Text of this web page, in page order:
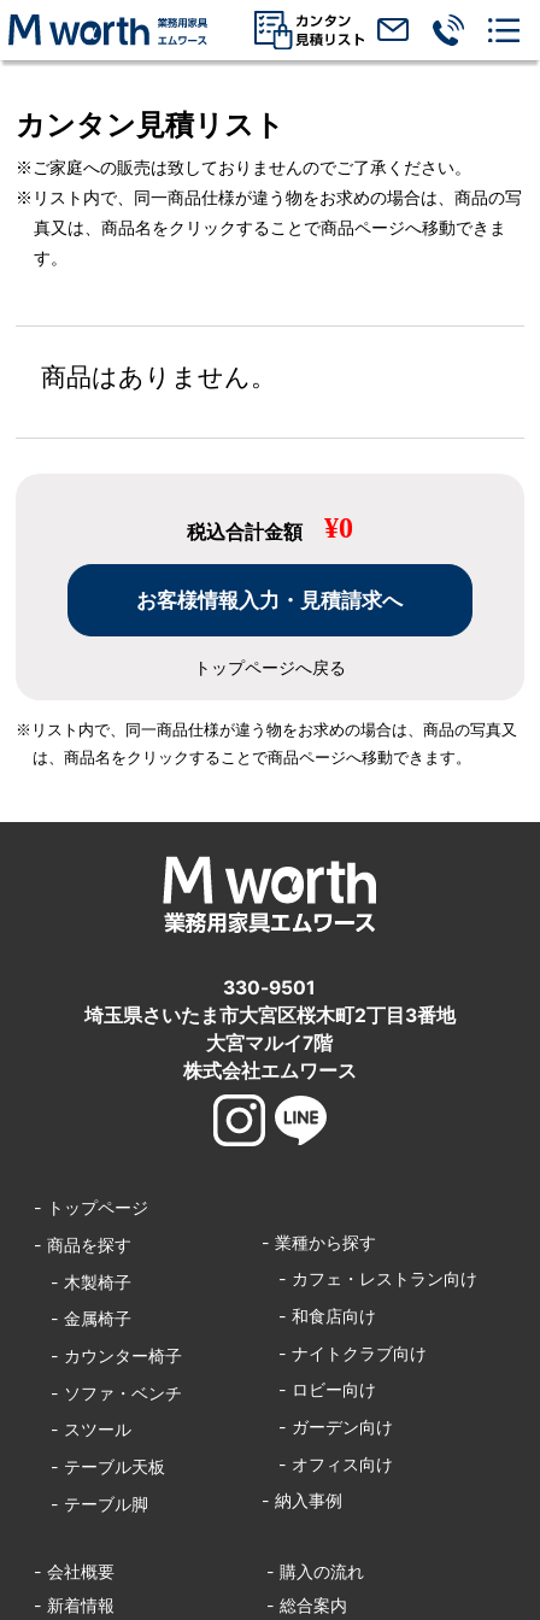
カンタン見積リスト
※ご家庭への販売は致しておりませんのでご了承ください。
※リスト内で、同一商品仕様が違う物をお求めの場合は、商品の写
真又は、商品名をクリックすることで商品ページへ移動できま
す。
商品はありません。
税込合計金額 ¥0
トップページへ戻る
※リスト内で、同一商品仕様が違う物をお求めの場合は、商品の写真又
は、商品名をクリックすることで商品ページへ移動できます。
330-9501
埼玉県さいたま市大宮区桜木町2丁目3番地
大宮マルイ7階
株式会社エムワース
- トップページ
- 商品を探す
- 木製椅子
- 金属椅子
- カウンター椅子
- ソファ・ベンチ
- スツール
- テーブル天板
- テーブル脚
- 業種から探す
- カフェ・レストラン向け
- 和食店向け
- ナイトクラブ向け
- ロビー向け
- ガーデン向け
- オフィス向け
- 納入事例
- 会社概要
- 購入の流れ
- 新着情報
- 総合案内